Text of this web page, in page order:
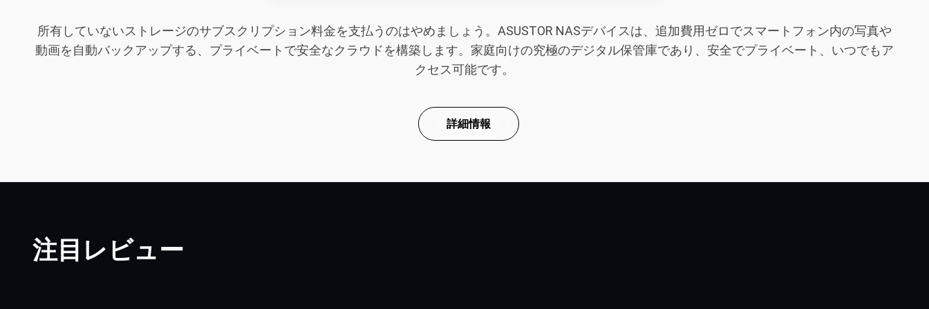
所有していないストレージのサブスクリプション料金を支払うのはやめましょう。ASUSTOR NASデバイスは、追加費用ゼロでスマートフォン内の写真や
動画を自動バックアップする、プライベートで安全なクラウドを構築します。家庭向けの究極のデジタル保管庫であり、安全でプライベート、いつでもア
クセス可能です。
詳細情報
注目レビュー